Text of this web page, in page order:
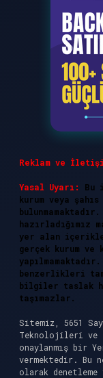
Reklam ve
Yasal Uyarı:
Bu
kurum veya
hazırladığımız
yer alan
gerçek kurum ve
benzerlikleri
bilgiler taslak
taşımazlar.
Sitemiz, 5651
Teknolojileri ve
onaylanmış bir
vermektedir.
olarak denetleme